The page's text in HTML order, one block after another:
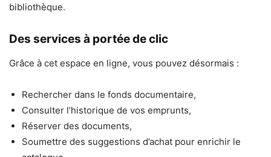
bibliothèque.
Des services à portée de clic
Grâce à cet espace en ligne, vous pouvez désormais :
Rechercher dans le fonds documentaire,
Consulter l’historique de vos emprunts,
Réserver des documents,
Soumettre des suggestions d’achat pour enrichir le